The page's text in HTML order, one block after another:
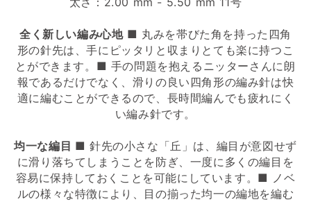
全く新しい編み心地■ 丸みを帯びた角を持った四角
形の針先は、手にピッタリと収まりとても楽に持つこ
とができます。■ 手の問題を抱えるニッターさんに朗
報であるだけでなく、滑りの良い四角形の編み針は快
適に編むことができるので、長時間編んでも疲れにく
い編み針です。
均一な編目 ■ 針先の小さな「丘」は、編目が意図せず
に滑り落ちてしまうことを防ぎ、一度に多くの編目を
容易に保持しておくことを可能にしています。■ ノベ
ルの様々な特徴により、目の揃った均一の編地を編む